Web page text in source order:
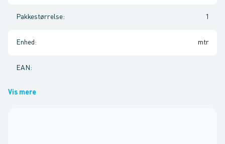
Pakkestørrelse: 1
Enhed : mtr
EAN :
Vis mere